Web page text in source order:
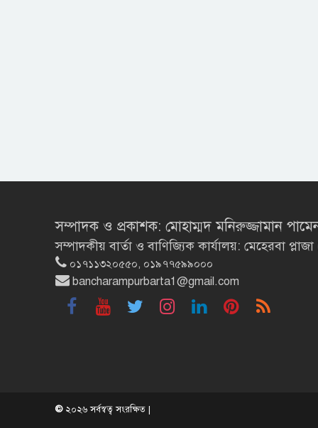
সম্পাদক ও প্রকাশক: মোহাম্মদ মনিরুজ্জামান
সম্পাদকীয় বার্তা ও বাণিজ্যিক কার্যালয়: মেহেরবা
০১৭১১৩২০৫৫০, ০১৯৭৭৫৯৯০০০
bancharampurbarta1@gmail.com
© ২০২৬ সর্বস্বত্ব সংরক্ষিত |